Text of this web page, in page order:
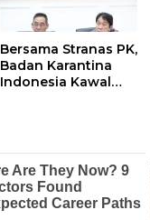
Bersama Stranas PK,
Badan Karantina
Indonesia Kawal